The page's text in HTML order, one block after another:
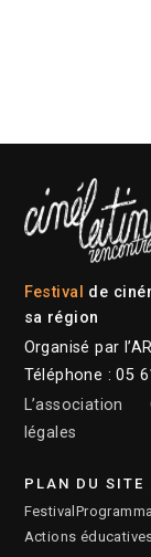
Festival de
sa région
Organisé par
Téléphone : 05
L’association
légales
PLAN DU SITE
Festival
Actions